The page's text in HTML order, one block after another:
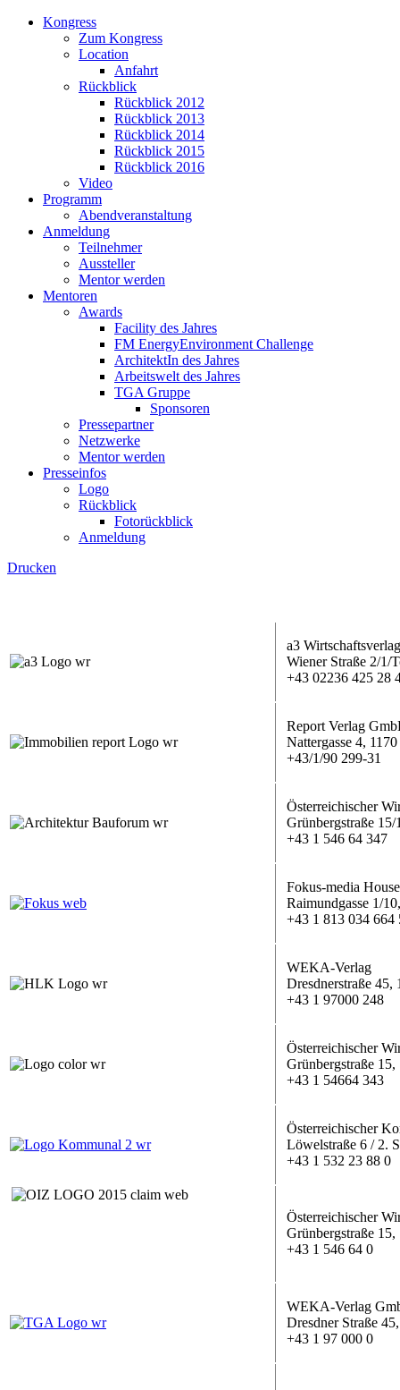
Kongress
Zum Kongress
Location
Anfahrt
Rückblick
Rückblick 2012
Rückblick 2013
Rückblick 2014
Rückblick 2015
Rückblick 2016
Video
Programm
Abendveranstaltung
Anmeldung
Teilnehmer
Aussteller
Mentor werden
Mentoren
Awards
Facility des Jahres
FM EnergyEnvironment Challenge
ArchitektIn des Jahres
Arbeitswelt des Jahres
TGA Gruppe
Sponsoren
Pressepartner
Netzwerke
Mentor werden
Presseinfos
Logo
Rückblick
Fotorückblick
Anmeldung
Drucken
a3
Wiener Straße 2/1/
+43 02236 425 28
Report Verlag
Nattergasse 4,
+43/1/90 299-31
Österreichischer
Grünbergstraße
+43 1 546 64 347
Fokus-media
Raimundgasse 1/
+43 1 813 034 664
WEKA-Verlag
Dresdnerstraße 45,
+43 1 97000 248
Österreichischer
Grünbergstraße
+43 1 54664 343
Österreichischer
Löwelstraße 6 / 2.
+43 1 532 23 88 0
Österreichischer
Grünbergstraße
+43 1 546 64 0
WEKA-Verlag
Dresdner Straße
+43 1 97 000 0